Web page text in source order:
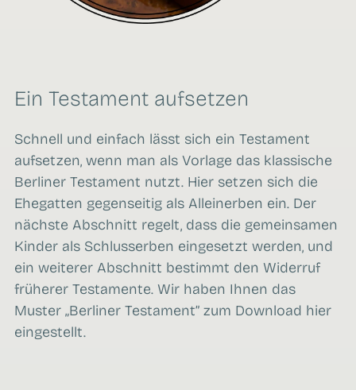
Ein Testament aufsetzen
Schnell und einfach lässt sich ein Testament
aufsetzen, wenn man als Vorlage das klassische
Berliner Testament nutzt. Hier setzen sich die
Ehegatten gegenseitig als Alleinerben ein. Der
nächste Abschnitt regelt, dass die gemeinsamen
Kinder als Schlusserben eingesetzt werden, und
ein weiterer Abschnitt bestimmt den Widerruf
früherer Testamente. Wir haben Ihnen das
Muster „Berliner Testament” zum Download hier
eingestellt.